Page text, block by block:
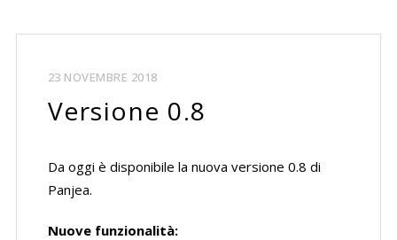
23 NOVEMBRE 2018
Versione 0.8
Da oggi è disponibile la nuova versione 0.8 di
Panjea.
Nuove funzionalità: